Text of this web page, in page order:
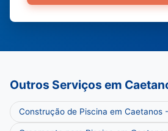
Outros Serviços em
Construção de Piscina em Caetanos